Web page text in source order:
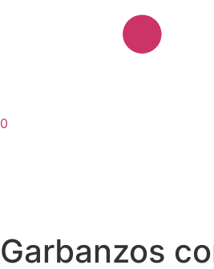
0
Garbanzos